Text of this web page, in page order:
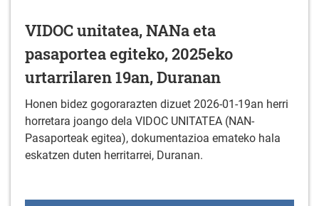
VIDOC unitatea, NANa eta
pasaportea egiteko, 2025eko
urtarrilaren 19an, Duranan
Honen bidez gogorarazten dizuet 2026-01-19an herri
horretara joango dela VIDOC UNITATEA (NAN-
Pasaporteak egitea), dokumentazioa emateko hala
eskatzen duten herritarrei, Duranan.